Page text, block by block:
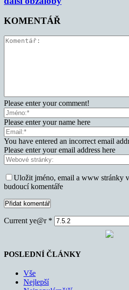
KOMENTÁŘ
Please enter your comment!
Please enter your name here
You have entered an incorrect email
Please enter your email address here
Uložit jméno, email a www stránky
budoucí komentáře
Current ye@r *
POSLEDNÍ ČLÁNKY
Vše
Nejlepší